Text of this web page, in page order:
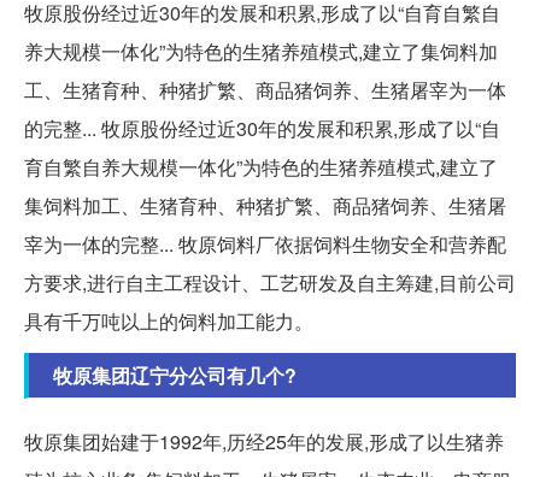
牧原股份经过近30年的发展和积累,形成了以“自育自繁自
养大规模一体化”为特色的生猪养殖模式,建立了集饲料加
工、生猪育种、种猪扩繁、商品猪饲养、生猪屠宰为一体
的完整... 牧原股份经过近30年的发展和积累,形成了以“自
育自繁自养大规模一体化”为特色的生猪养殖模式,建立了
集饲料加工、生猪育种、种猪扩繁、商品猪饲养、生猪屠
宰为一体的完整... 牧原饲料厂依据饲料生物安全和营养配
方要求,进行自主工程设计、工艺研发及自主筹建,目前公司
具有千万吨以上的饲料加工能力。
牧原集团辽宁分公司有几个?
牧原集团始建于1992年,历经25年的发展,形成了以生猪养